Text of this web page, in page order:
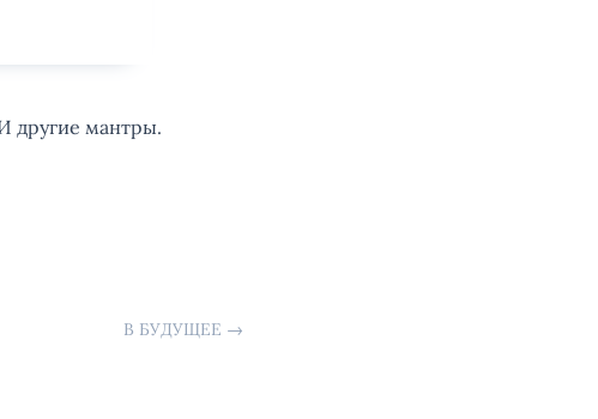
другие мантры.
В БУДУЩЕЕ →